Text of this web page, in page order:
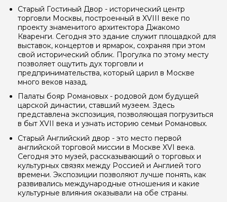
Старый Гостиный Двор - исторический центр
торговли Москвы, построенный в XVIII веке по
проекту знаменитого архитектора Джакомо
Кваренги. Сегодня это здание служит площадкой для
выставок, концертов и ярмарок, сохраняя при этом
свой исторический облик. Прогулка по этому месту
позволяет ощутить дух торговли и
предпринимательства, который царил в Москве
много веков назад.
Палаты бояр Романовых - родовой дом будущей
царской династии, ставший музеем. Здесь
представлена экспозиция, позволяющая погрузиться
в быт XVII века и узнать историю семьи Романовых.
Старый Английский двор - это место первой
английской торговой миссии в Москве XVI века.
Сегодня это музей, рассказывающий о торговых и
культурных связях между Россией и Англией того
времени. Экспозиции позволяют лучше понять, как
развивались международные отношения и какие
культурные влияния оказывали на обе страны.
Ваша электронная почта
Ваш номер телефона
Если у вас есть интересующие вопросы, можете их
задать
Я даю своё согласие на обработку персональных
данных